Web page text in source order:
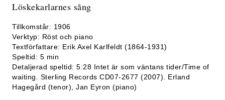
Löskekarlarnes sång
Tillkomstår: 1906
Verktyp: Röst och piano
Textförfattare: Erik Axel Karlfeldt (1864-1931)
Speltid: 5 min
Detaljerad speltid: 5:28 Intet är som väntans tider/Time of
waiting. Sterling Records CD07-2677 (2007). Erland
Hagegård (tenor), Jan Eyron (piano)